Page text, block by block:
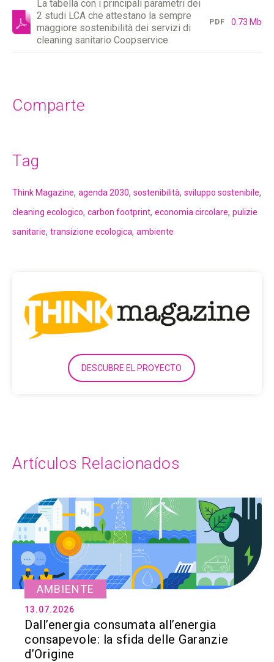
La tabella con i principali parametri dei
2 studi LCA che attestano la sempre
maggiore sostenibilità dei servizi di
cleaning sanitario Coopservice
PDF 0.73 Mb
Comparte
Tag
Think Magazine, agenda 2030, sostenibilità, sviluppo sostenibile,
cleaning ecologico, carbon footprint, economia circolare, pulizie
sanitarie, transizione ecologica, ambiente
DESCUBRE EL PROYECTO
Artículos Relacionados
AMBIENTE
13.07.2026
Dall’energia consumata all’energia
consapevole: la sfida delle Garanzie
d’Origine